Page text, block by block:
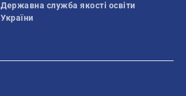
Державна служба якості освіти
України